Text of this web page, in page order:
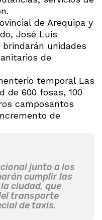
de Arequipa y
José Luis
unidades
de
temporal Las
de 600 fosas, 100
camposantos
de
junto a los
cumplir las
ciudad, que
transporte
de taxis.